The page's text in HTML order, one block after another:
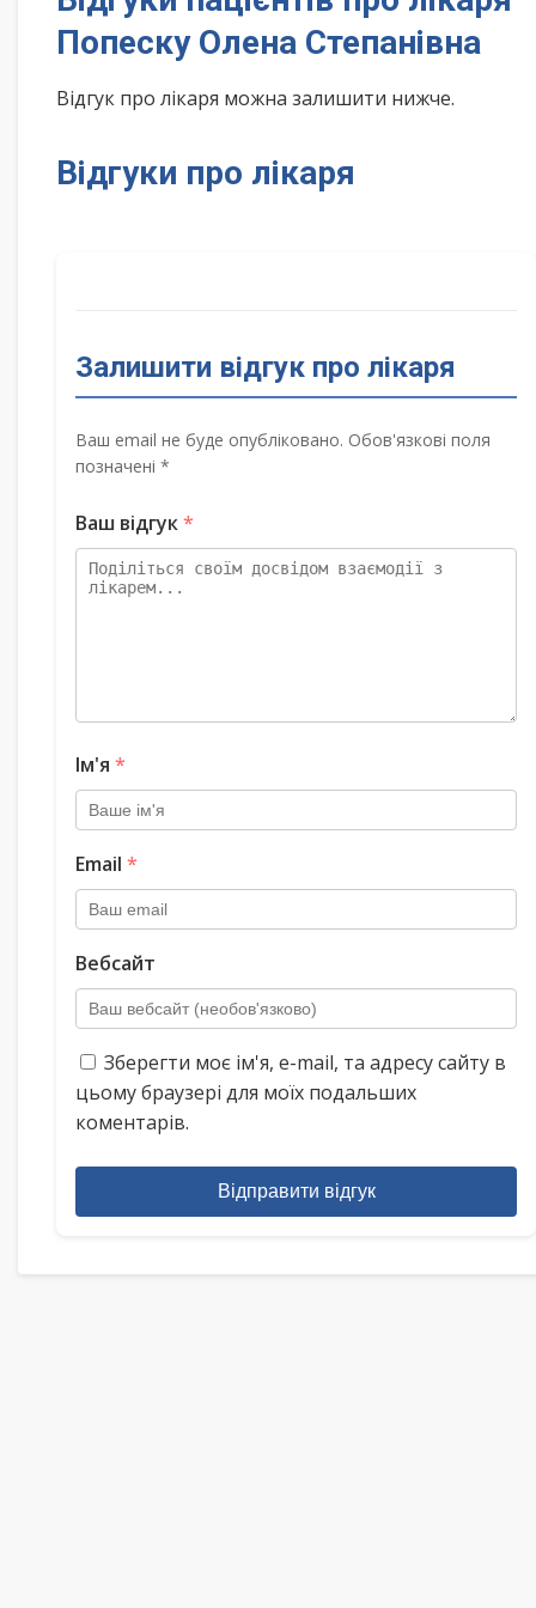
Попеску Олена Степанівна
Відгук про лікаря можна залишити нижче.
Відгуки про лікаря
Залишити відгук про лікаря
Ваш email не буде опубліковано. Обов'язкові поля
позначені *
Ваш відгук*
Ім'я *
Email *
Вебсайт
Зберегти моє ім'я, e-mail, та адресу сайту в
цьому браузері для моїх подальших
коментарів.
Відправити відгук